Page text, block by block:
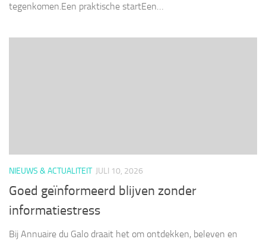
tegenkomen.Een praktische startEen…
NIEUWS & ACTUALITEIT JULI 10, 2026
Goed geïnformeerd blijven zonder
informatiestress
Bij Annuaire du Galo draait het om ontdekken, beleven en